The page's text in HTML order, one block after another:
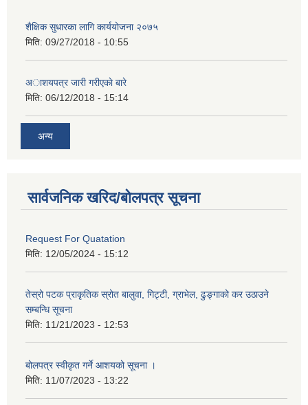
शैक्षिक सुधारका लागि कार्ययोजना २०७५
मिति: 09/27/2018 - 10:55
अाशयपत्र जारी गरीएकाे बारे
मिति: 06/12/2018 - 15:14
अन्य
सार्वजनिक खरिद/बोलपत्र सूचना
Request For Quatation
मिति: 12/05/2024 - 15:12
तेस्रो पटक प्राकृतिक स्रोत बालुवा, गिट्टी, ग्राभेल, ढुङ्गाको कर उठाउने
सम्बन्धि सूचना
मिति: 11/21/2023 - 12:53
बोलपत्र स्वीकृत गर्ने आशयको सूचना ।
मिति: 11/07/2023 - 13:22